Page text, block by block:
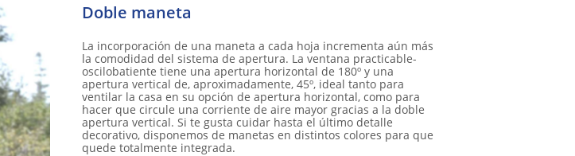
Doble maneta
La incorporación de una maneta a cada hoja incrementa aún más
la comodidad del sistema de apertura. La ventana practicable-
oscilobatiente tiene una apertura horizontal de 180º y una
apertura vertical de, aproximadamente, 45º, ideal tanto para
ventilar la casa en su opción de apertura horizontal, como para
hacer que circule una corriente de aire mayor gracias a la doble
apertura vertical. Si te gusta cuidar hasta el último detalle
decorativo, disponemos de manetas en distintos colores para que
quede totalmente integrada.